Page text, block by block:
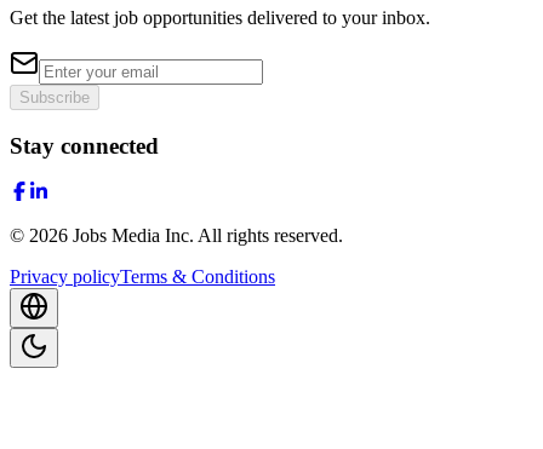
Get the latest job opportunities delivered to your inbox.
Subscribe
Stay connected
© 2026 Jobs Media Inc. All rights reserved.
Privacy policyTerms & Conditions